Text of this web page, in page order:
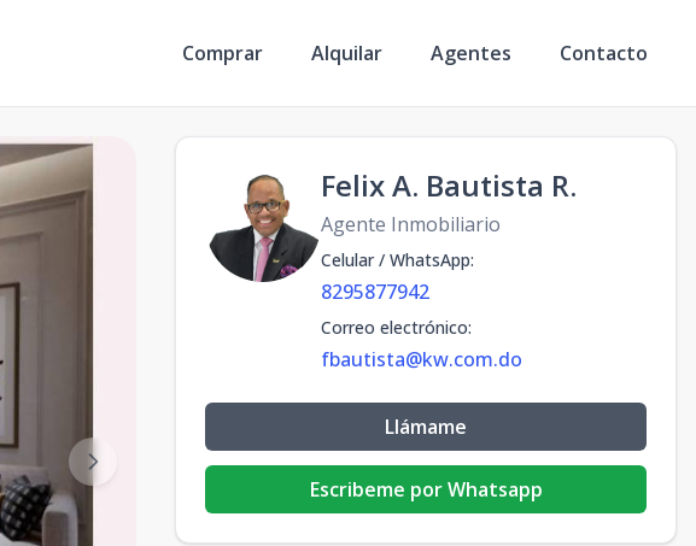
Comprar Alquilar Agentes Contacto
Felix A. Bautista R.
Agente Inmobiliario
Celular / WhatsApp:
8295877942
Correo electrónico:
fbautista@kw.com.do
Llámame
Escribeme por Whatsapp